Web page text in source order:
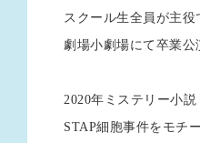
スクール生全員が主
劇場小劇場にて卒業公
2020年ミステリー小
STAP細胞事件をモチ